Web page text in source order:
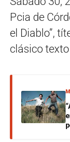
Pcia de
el Diablo”,
clásico